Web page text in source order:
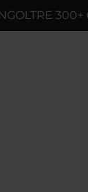
300+